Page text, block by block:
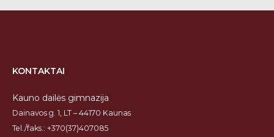
KONTAKTAI
Kauno dailės gimnazija
Dainavos g. 1, LT – 44170 Kaunas
Tel./faks.: +370(37)407085